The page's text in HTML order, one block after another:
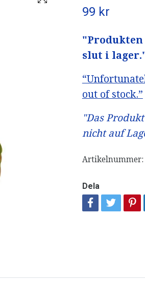
99 kr
slut i
out of stock.”
"Das
nicht auf
Artikelnummer:
Dela